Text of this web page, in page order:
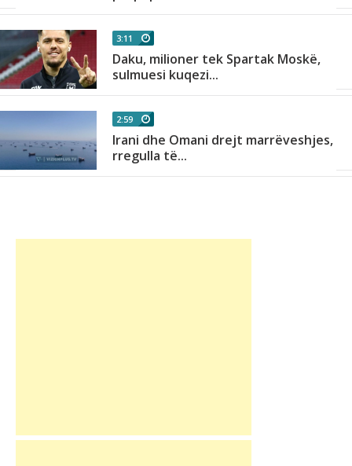
3:11
Daku, milioner tek Spartak Moskë,
sulmuesi kuqezi...
2:59
Irani dhe Omani drejt marrëveshjes,
rregulla të...